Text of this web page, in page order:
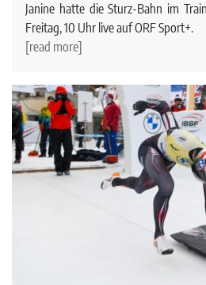
Janine hatte die Sturz-Bahn im
Freitag, 10 Uhr live auf ORF Sport+.
[read more]